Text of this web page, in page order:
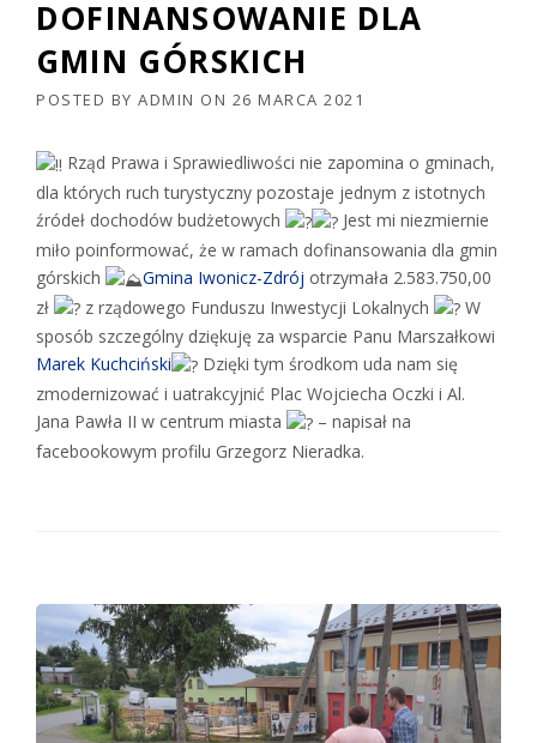
DOFINANSOWANIE DLA
GMIN GÓRSKICH
POSTED BY ADMIN ON 26 MARCA 2021
Rząd Prawa i Sprawiedliwości nie zapomina o gminach,
dla których ruch turystyczny pozostaje jednym z istotnych
źródeł dochodów budżetowych
Jest mi niezmiernie
miło poinformować, że w ramach dofinansowania dla gmin
górskich
Gmina Iwonicz-Zdrój otrzymała 2.583.750,00
zł
z rządowego Funduszu Inwestycji Lokalnych
W
sposób szczególny dziękuję za wsparcie Panu Marszałkowi
Marek Kuchciński
Dzięki tym środkom uda nam się
zmodernizować i uatrakcyjnić Plac Wojciecha Oczki i Al.
Jana Pawła II w centrum miasta
– napisał na
facebookowym profilu Grzegorz Nieradka.